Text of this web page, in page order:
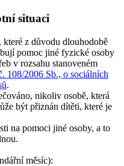
situaci
které z důvodu dlouhodobě
pomoc jiné fyzické osoby
v rozsahu stanoveném
108/2006 Sb., o sociálních
.
nikoliv osobě, která
být přiznán dítěti, které je
na pomoci jiné osoby, a to
měsíc):